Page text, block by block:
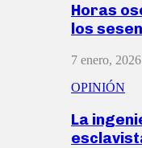
Horas
los
7 enero, 2026
OPINIÓN
La